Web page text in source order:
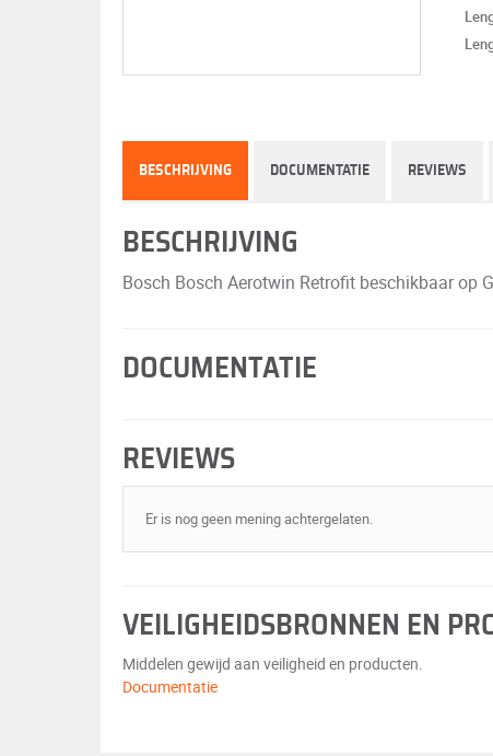
BESCHRIJVING DOCUMENTATIE REVIEWS
BESCHRIJVING
Bosch Bosch Aerotwin Retrofit beschikbaar op
DOCUMENTATIE
REVIEWS
Er is nog geen mening achtergelaten.
VEILIGHEIDSBRONNEN EN
Middelen gewijd aan veiligheid en producten.
Documentatie